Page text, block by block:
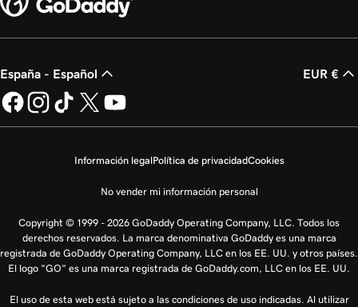
España - Español EUR €
Información legalPolítica de privacidadCookies
No vender mi información personal
Copyright © 1999 - 2026 GoDaddy Operating Company, LLC. Todos los
derechos reservados. La marca denominativa GoDaddy es una marca
registrada de GoDaddy Operating Company, LLC en los EE. UU. y otros países.
El logo "GO" es una marca registrada de GoDaddy.com, LLC en los EE. UU.
El uso de esta web está sujeto a las condiciones de uso indicadas. Al utilizar